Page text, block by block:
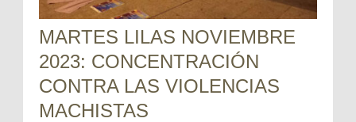
MARTES LILAS NOVIEMBRE
2023: CONCENTRACIÓN
CONTRA LAS VIOLENCIAS
MACHISTAS